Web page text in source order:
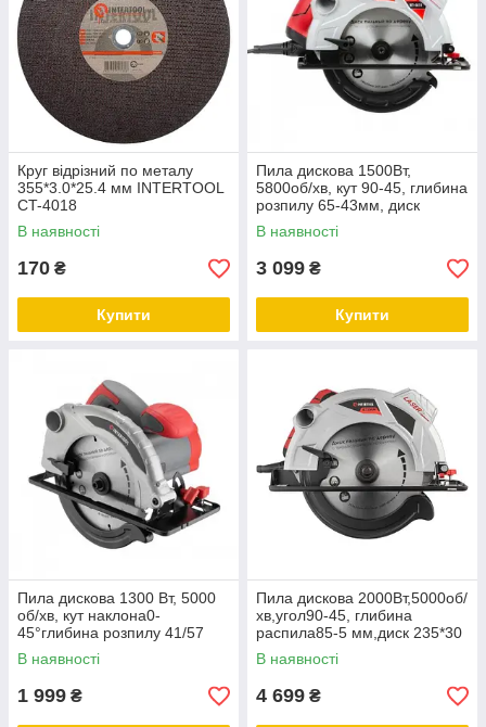
Круг відрізний по металу
355*3.0*25.4 мм INTERTOOL
CT-4018
В наявності
170 ₴
Купити
Пила дискова 1500Вт,
5800об/хв, кут 90-45, глибина
розпилу 65-43мм, диск
190мм*20мм, 24 зуба, лазер
INTERTO
В наявності
3 099 ₴
Купити
Пила дискова 1300 Вт, 5000
об/хв, кут наклона0-
45°глибина розпилу 41/57
мм, диск185*20 мм
INTERTOOL DT-0613
В наявності
1 999 ₴
Пила дискова 2000Вт,5000об/
хв,угол90-45, глибина
распила85-5 мм,диск 235*30
мм,40 зубів,лазер,плавний
пуск
В наявності
4 699 ₴